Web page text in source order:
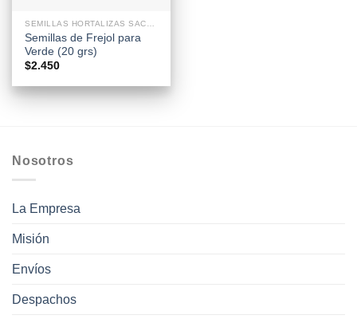
Semillas de Frejol para
Verde (20 grs)
$2.450
Nosotros
La Empresa
Misión
Envíos
Despachos